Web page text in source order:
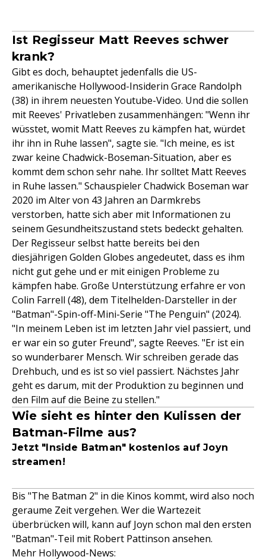
Ist Regisseur Matt Reeves schwer
krank?
Gibt es doch, behauptet jedenfalls die US-
amerikanische Hollywood-Insiderin Grace Randolph
(38) in ihrem neuesten Youtube-Video. Und die sollen
mit Reeves' Privatleben zusammenhängen: "Wenn ihr
wüsstet, womit Matt Reeves zu kämpfen hat, würdet
ihr ihn in Ruhe lassen", sagte sie. "Ich meine, es ist
zwar keine Chadwick-Boseman-Situation, aber es
kommt dem schon sehr nahe. Ihr solltet Matt Reeves
in Ruhe lassen." Schauspieler Chadwick Boseman war
2020 im Alter von 43 Jahren an Darmkrebs
verstorben, hatte sich aber mit Informationen zu
seinem Gesundheitszustand stets bedeckt gehalten.
Der Regisseur selbst hatte bereits bei den
diesjährigen Golden Globes angedeutet, dass es ihm
nicht gut gehe und er mit einigen Probleme zu
kämpfen habe. Große Unterstützung erfahre er von
Colin Farrell (48), dem Titelhelden-Darsteller in der
"Batman"-Spin-off-Mini-Serie "The Penguin" (2024).
"In meinem Leben ist im letzten Jahr viel passiert, und
er war ein so guter Freund", sagte Reeves. "Er ist ein
so wunderbarer Mensch. Wir schreiben gerade das
Drehbuch, und es ist so viel passiert. Nächstes Jahr
geht es darum, mit der Produktion zu beginnen und
den Film auf die Beine zu stellen."
Wie sieht es hinter den Kulissen der
Batman-Filme aus?
Jetzt "Inside Batman" kostenlos auf Joyn
streamen!
Bis "The Batman 2" in die Kinos kommt, wird also noch
geraume Zeit vergehen. Wer die Wartezeit
überbrücken will, kann auf Joyn schon mal den ersten
"Batman"-Teil mit Robert Pattinson ansehen.
Mehr Hollywood-News: